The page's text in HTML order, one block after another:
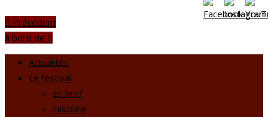
Précédent
à bord de
Actualités
Le festival
En bref
Histoire